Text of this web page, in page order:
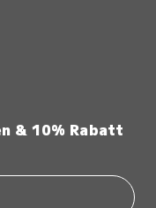
& 10% Rabatt